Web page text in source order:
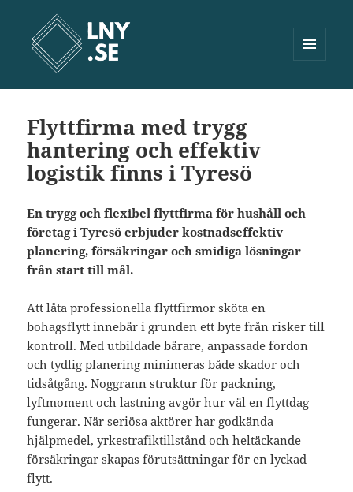
WIDGETS
Flyttfirma med trygg
hantering och effektiv
logistik finns i Tyresö
En trygg och flexibel flyttfirma för hushåll och
företag i Tyresö erbjuder kostnadseffektiv
planering, försäkringar och smidiga lösningar
från start till mål.
Att låta professionella flyttfirmor sköta en
bohagsflytt innebär i grunden ett byte från risker till
kontroll. Med utbildade bärare, anpassade fordon
och tydlig planering minimeras både skador och
tidsåtgång. Noggrann struktur för packning,
lyftmoment och lastning avgör hur väl en flyttdag
fungerar. När seriösa aktörer har godkända
hjälpmedel, yrkestrafiktillstånd och heltäckande
försäkringar skapas förutsättningar för en lyckad
flytt.